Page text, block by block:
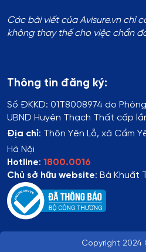
Các bài viết của Avisure.vn chỉ
không thay thế cho việc chẩn
Thông tin đăng ký:
Số ĐKKD: 01T8008974 do
UBND Huyện Thạch Thất cấp
Địa chỉ: Thôn Yên Lỗ, xã Cẩm
Hà Nội
Hotline: 1800.0016
Chủ sở hữu website: Bà Khuất
Copyright 2024